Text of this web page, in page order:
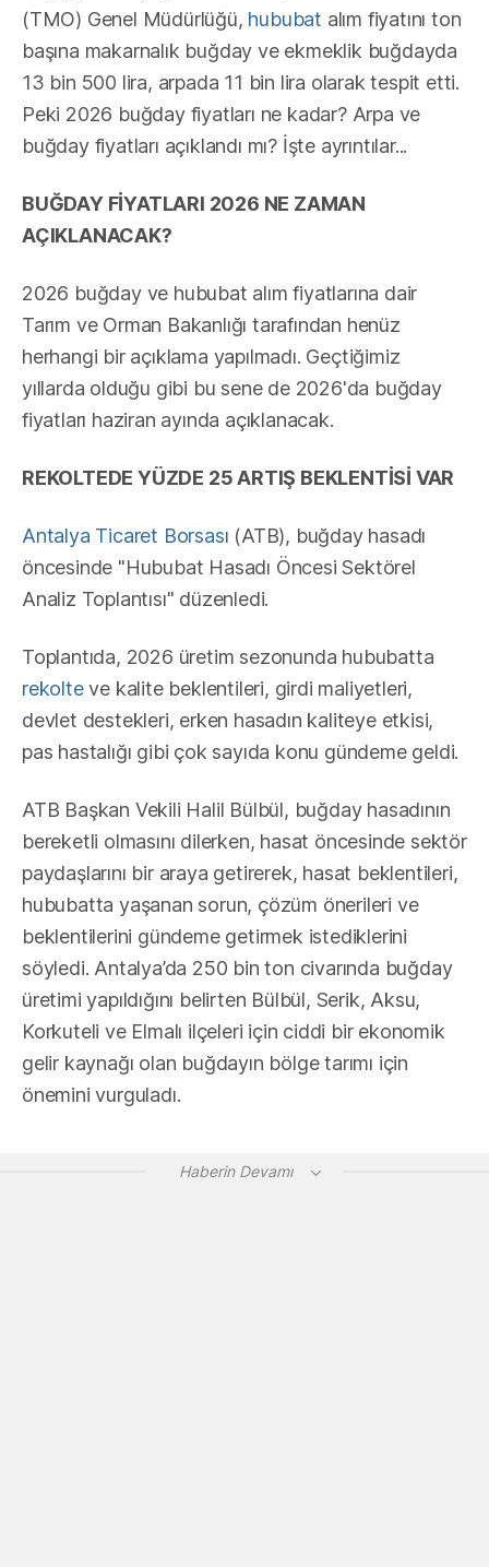
(TMO) Genel Müdürlüğü, hububat alım fiyatını ton
başına makarnalık buğday ve ekmeklik buğdayda
13 bin 500 lira, arpada 11 bin lira olarak tespit etti.
Peki 2026 buğday fiyatları ne kadar? Arpa ve
buğday fiyatları açıklandı mı? İşte ayrıntılar...
BUĞDAY FİYATLARI 2026 NE ZAMAN
AÇIKLANACAK?
2026 buğday ve hububat alım fiyatlarına dair
Tarım ve Orman Bakanlığı tarafından henüz
herhangi bir açıklama yapılmadı. Geçtiğimiz
yıllarda olduğu gibi bu sene de 2026'da buğday
fiyatları haziran ayında açıklanacak.
REKOLTEDE YÜZDE 25 ARTIŞ BEKLENTİSİ VAR
Antalya Ticaret Borsası (ATB), buğday hasadı
öncesinde "Hububat Hasadı Öncesi Sektörel
Analiz Toplantısı" düzenledi.
Toplantıda, 2026 üretim sezonunda hububatta
rekolteve kalite beklentileri, girdi maliyetleri,
devlet destekleri, erken hasadın kaliteye etkisi,
pas hastalığı gibi çok sayıda konu gündeme geldi.
ATB Başkan Vekili Halil Bülbül, buğday hasadının
bereketli olmasını dilerken, hasat öncesinde sektör
paydaşlarını bir araya getirerek, hasat beklentileri,
hububatta yaşanan sorun, çözüm önerileri ve
beklentilerini gündeme getirmek istediklerini
söyledi. Antalya’da 250 bin ton civarında buğday
üretimi yapıldığını belirten Bülbül, Serik, Aksu,
Korkuteli ve Elmalı ilçeleri için ciddi bir ekonomik
gelir kaynağı olan buğdayın bölge tarımı için
önemini vurguladı.
Haberin Devamı